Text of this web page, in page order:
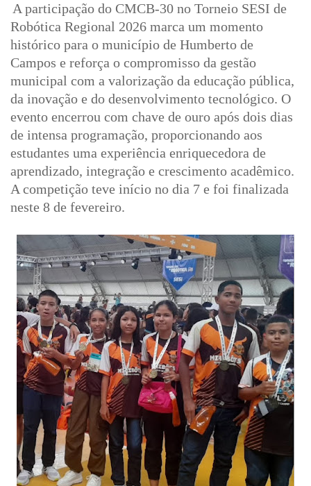
A participação do CMCB-30 no Torneio SESI de
Robótica Regional 2026 marca um momento
histórico para o município de Humberto de
Campos e reforça o compromisso da gestão
municipal com a valorização da educação pública,
da inovação e do desenvolvimento tecnológico. O
evento encerrou com chave de ouro após dois dias
de intensa programação, proporcionando aos
estudantes uma experiência enriquecedora de
aprendizado, integração e crescimento acadêmico.
A competição teve início no dia 7 e foi finalizada
neste 8 de fevereiro.